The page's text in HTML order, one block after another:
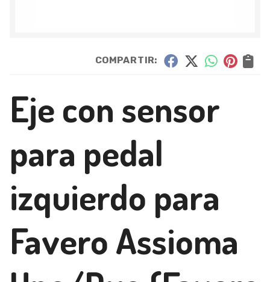
COMPARTIR:
Eje con sensor
para pedal
izquierdo para
Favero Assioma